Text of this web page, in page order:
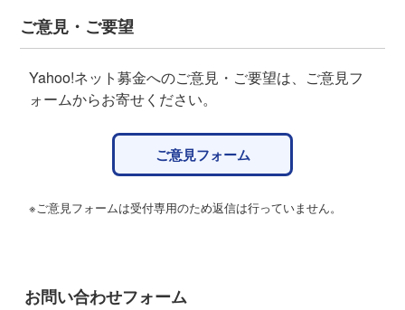
ご意見・ご要望
Yahoo!ネット募金へのご意見・ご要望は、ご意見フ
ォームからお寄せください。
ご意見フォーム
※ご意見フォームは受付専用のため返信は行っていません。
お問い合わせフォーム